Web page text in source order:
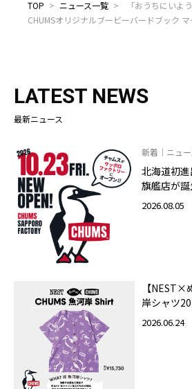
TOP > ニュース一覧 >
「おうちにいよ
CHUMSオリジナルブービーバードブック マ
LATEST NEWS
最新ニュース
新着｜ニュー
北海道初
旗艦店が
ァクトリー
2026.08.05
【NEST×
岸シャツ
2026.06.24